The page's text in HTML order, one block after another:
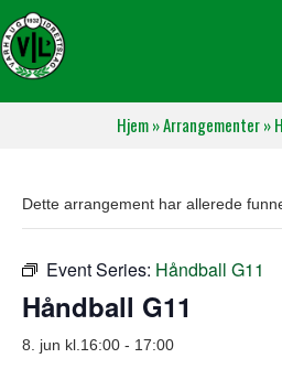
Hjem»Arrangementer»
Dette arrangement har allerede
Event Series: Håndball G11
Håndball G11
8. jun kl.16:00 - 17:00